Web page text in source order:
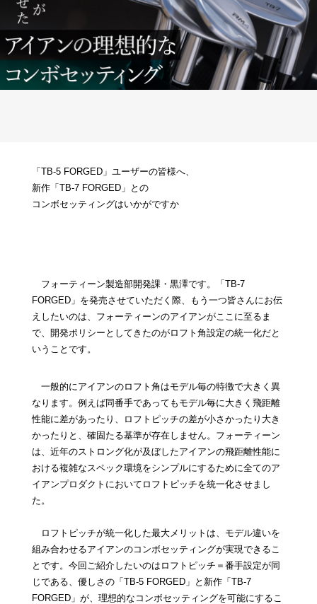
「TB-5 FORGED」ユーザーの皆様へ、
新作「TB-7 FORGED」との
コンボセッティングはいかがですか
フォーティーン製造部開発課・黒澤です。「TB-7
FORGED」を発売させていただく際、もう一つ皆さんにお伝
えしたいのは、フォーティーンのアイアンがここに至るま
で、開発ポリシーとしてきたのがロフト角設定の統一化だと
いうことです。
一般的にアイアンのロフト角はモデル毎の特徴で大きく異
なります。例えば同番手であってもモデル毎に大きく飛距離
性能に差があったり、ロフトピッチの差が小さかったり大き
かったりと、確固たる基準が存在しません。フォーティーン
は、近年のストロング化が及ぼしたアイアンの飛距離性能に
おける複雑なスペック環境をシンプルにするために全てのア
イアンプロダクトにおいてロフトピッチを統一化させまし
た。
ロフトピッチが統一化した最大メリットは、モデル違いを
組み合わせるアイアンのコンボセッティングが実現できるこ
とです。今回ご紹介したいのはロフトピッチ＝番手設定が同
じである、優しさの「TB-5 FORGED」と新作「TB-7
FORGED」が、理想的なコンボセッティングを可能にするこ